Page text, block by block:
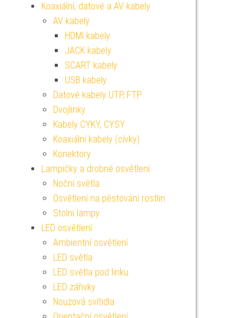
Koaxiální, datové a AV kabely
AV kabely
HDMI kabely
JACK kabely
SCART kabely
USB kabely
Datové kabely UTP, FTP
Dvojlinky
Kabely CYKY, CYSY
Koaxiální kabely (cívky)
Konektory
Lampičky a drobné osvětlení
Noční světla
Osvětlení na pěstování rostlin
Stolní lampy
LED osvětlení
Ambientní osvětlení
LED světla
LED světla pod linku
LED zářivky
Nouzová svítidla